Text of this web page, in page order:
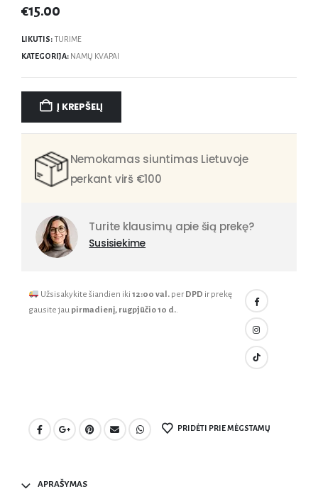
€15.00
LIKUTIS: TURIME
KATEGORIJA: NAMŲ KVAPAI
Į KREPŠELĮ
Nemokamas siuntimas Lietuvoje
perkant virš €100
Turite klausimų apie šią prekę?
Susisiekime
Užsisakykite šiandien iki 12:00 val.per DPD ir prekę
gausite jau pirmadienį, rugpjūčio 10 d..
PRIDĖTI PRIE MĖGSTAMŲ
APRAŠYMAS